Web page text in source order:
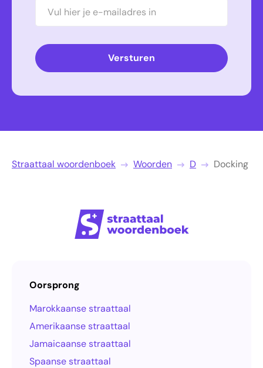
Versturen
Straattaal woordenboek Woorden D Docking
Oorsprong
Marokkaanse straattaal
Amerikaanse straattaal
Jamaicaanse straattaal
Spaanse straattaal